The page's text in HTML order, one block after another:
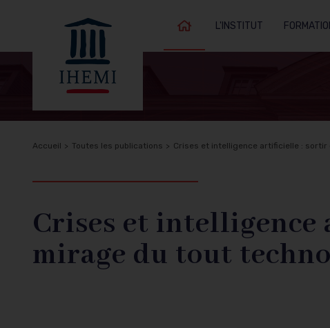
Retour à
l'accueil
Accueil
L'INSTITUT
Accueil Toutes les publications Crises et intelligence artificielle :
Crises et
mirage du tout